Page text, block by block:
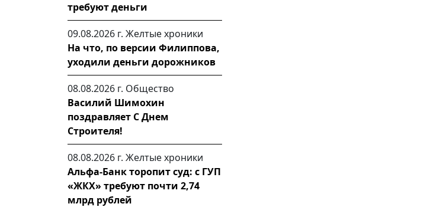
требуют деньги
09.08.2026 г. Желтые хроники
На что, по версии Филиппова,
уходили деньги дорожников
08.08.2026 г. Общество
Василий Шимохин
поздравляет С Днем
Строителя!
08.08.2026 г. Желтые хроники
Альфа-Банк торопит суд: с ГУП
«ЖКХ» требуют почти 2,74
млрд рублей